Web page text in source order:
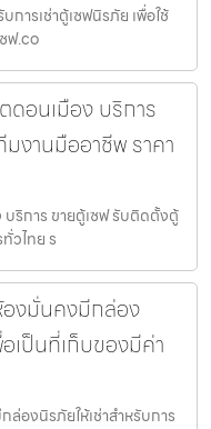
การเช่าตู้เซฟนิรภัย เพื่อใช้
ฟ.co
ดอนเมือง บริการ
งานมืออาชีพ ราคา
ริการ ขายตู้เซฟ รับติดตั้งตู้
วไทย ร
งมั่นคงมีกล่อง
อเป็นที่เก็บของมีค่า
องนิรภัยให้เช่าสำหรับการ